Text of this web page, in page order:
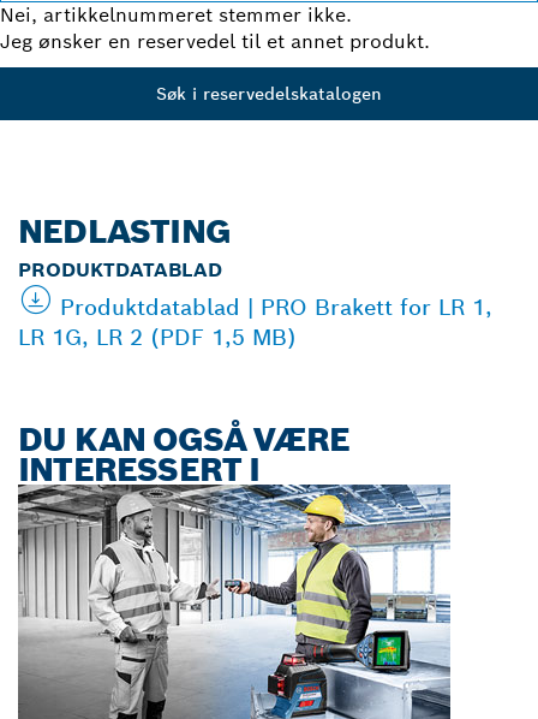
Nei, artikkelnummeret stemmer ikke.
Jeg ønsker en reservedel til et annet produkt.
Søk i reservedelskatalogen
NEDLASTING
PRODUKTDATABLAD
Produktdatablad | PRO Brakett for LR 1,
LR 1G, LR 2 (PDF 1,5 MB)
DU KAN OGSÅ VÆRE
INTERESSERT I